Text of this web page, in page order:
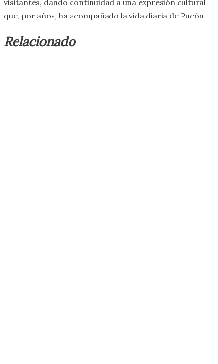
visitantes, dando continuidad a una expresión cultural
que, por años, ha acompañado la vida diaria de Pucón.
Relacionado